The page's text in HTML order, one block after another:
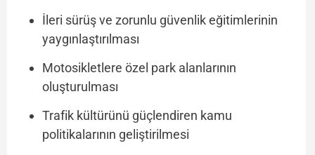
İleri sürüş ve zorunlu güvenlik eğitimlerinin
yaygınlaştırılması
Motosikletlere özel park alanlarının
oluşturulması
Trafik kültürünü güçlendiren kamu
politikalarının geliştirilmesi